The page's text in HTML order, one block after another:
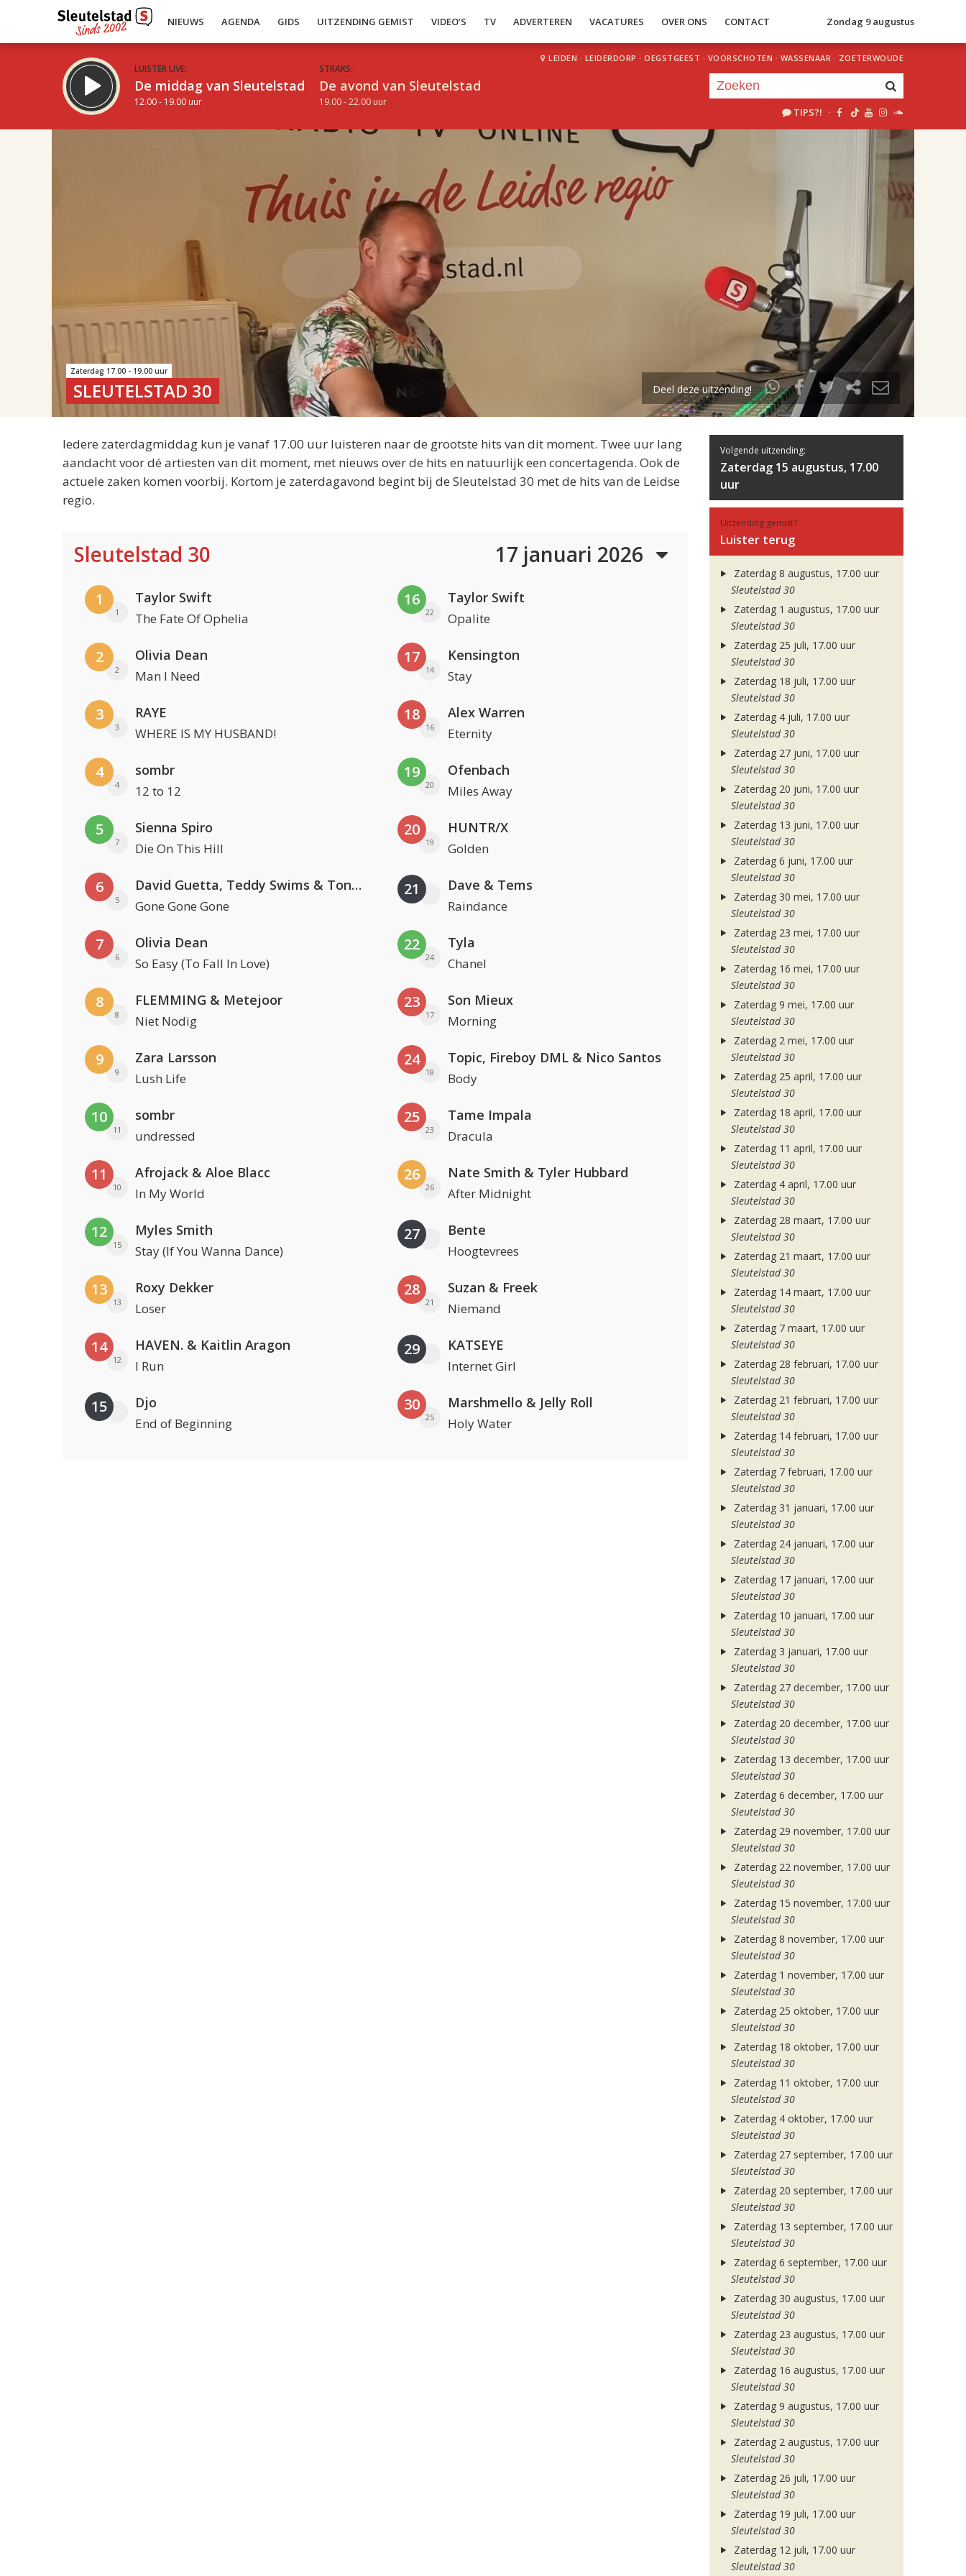
NIEUWS AGENDA GIDS UITZENDING GEMIST VIDEO’S TV ADVERTEREN VACATURES OVER ONS CONTACT Zondag 9 augustus
LUISTER LIVE:
De middag van Sleutelstad
12.00 - 19.00 uur
STRAKS:
De avond van Sleutelstad
19.00 - 22.00 uur
LEIDEN · LEIDERDORP · OEGSTGEEST · VOORSCHOTEN · WASSENAAR · ZOETERWOUDE
TIPS?! ·
uur 1 van 2
Volgend uur
Zaterdag 17.00 - 19.00 uur
SLEUTELSTAD 30 Deel deze uitzending!
Iedere zaterdagmiddag kun je vanaf 17.00 uur luisteren naar de grootste hits van dit moment. Twee uur lang
aandacht voor dé artiesten van dit moment, met nieuws over de hits en natuurlijk een concertagenda. Ook de
actuele zaken komen voorbij. Kortom je zaterdagavond begint bij de Sleutelstad 30 met de hits van de Leidse
regio.
Sleutelstad 30 17 januari 2026
1
1
Taylor Swift
The Fate Of Ophelia
2
2
Olivia Dean
Man I Need
3
3
RAYE
WHERE IS MY HUSBAND!
4
4
sombr
12 to 12
5
7
Sienna Spiro
Die On This Hill
6
5
David Guetta, Teddy Swims & Tones And I
Gone Gone Gone
7
6
Olivia Dean
So Easy (To Fall In Love)
8
8
FLEMMING & Metejoor
Niet Nodig
9
9
Zara Larsson
Lush Life
10
11
sombr
undressed
11
10
Afrojack & Aloe Blacc
In My World
12
15
Myles Smith
Stay (If You Wanna Dance)
13
13
Roxy Dekker
Loser
14
12
HAVEN. & Kaitlin Aragon
I Run
15 Djo
End of Beginning
16
22
Taylor Swift
Opalite
17
14
Kensington
Stay
18
16
Alex Warren
Eternity
19
20
Ofenbach
Miles Away
20
19
HUNTR/X
Golden
21 Dave & Tems
Raindance
22
24
Tyla
Chanel
23
17
Son Mieux
Morning
24
18
Topic, Fireboy DML & Nico Santos
Body
25
23
Tame Impala
Dracula
26
26
Nate Smith & Tyler Hubbard
After Midnight
27 Bente
Hoogtevrees
28
21
Suzan & Freek
Niemand
29 KATSEYE
Internet Girl
30
25
Marshmello & Jelly Roll
Holy Water
Volgende uitzending:
Zaterdag 15 augustus, 17.00
uur
Uitzending gemist?
Luister terug
Zaterdag 8 augustus, 17.00 uur
Sleutelstad 30
Zaterdag 1 augustus, 17.00 uur
Sleutelstad 30
Zaterdag 25 juli, 17.00 uur
Sleutelstad 30
Zaterdag 18 juli, 17.00 uur
Sleutelstad 30
Zaterdag 4 juli, 17.00 uur
Sleutelstad 30
Zaterdag 27 juni, 17.00 uur
Sleutelstad 30
Zaterdag 20 juni, 17.00 uur
Sleutelstad 30
Zaterdag 13 juni, 17.00 uur
Sleutelstad 30
Zaterdag 6 juni, 17.00 uur
Sleutelstad 30
Zaterdag 30 mei, 17.00 uur
Sleutelstad 30
Zaterdag 23 mei, 17.00 uur
Sleutelstad 30
Zaterdag 16 mei, 17.00 uur
Sleutelstad 30
Zaterdag 9 mei, 17.00 uur
Sleutelstad 30
Zaterdag 2 mei, 17.00 uur
Sleutelstad 30
Zaterdag 25 april, 17.00 uur
Sleutelstad 30
Zaterdag 18 april, 17.00 uur
Sleutelstad 30
Zaterdag 11 april, 17.00 uur
Sleutelstad 30
Zaterdag 4 april, 17.00 uur
Sleutelstad 30
Zaterdag 28 maart, 17.00 uur
Sleutelstad 30
Zaterdag 21 maart, 17.00 uur
Sleutelstad 30
Zaterdag 14 maart, 17.00 uur
Sleutelstad 30
Zaterdag 7 maart, 17.00 uur
Sleutelstad 30
Zaterdag 28 februari, 17.00 uur
Sleutelstad 30
Zaterdag 21 februari, 17.00 uur
Sleutelstad 30
Zaterdag 14 februari, 17.00 uur
Sleutelstad 30
Zaterdag 7 februari, 17.00 uur
Sleutelstad 30
Zaterdag 31 januari, 17.00 uur
Sleutelstad 30
Zaterdag 24 januari, 17.00 uur
Sleutelstad 30
Zaterdag 17 januari, 17.00 uur
Sleutelstad 30
Zaterdag 10 januari, 17.00 uur
Sleutelstad 30
Zaterdag 3 januari, 17.00 uur
Sleutelstad 30
Zaterdag 27 december, 17.00 uur
Sleutelstad 30
Zaterdag 20 december, 17.00 uur
Sleutelstad 30
Zaterdag 13 december, 17.00 uur
Sleutelstad 30
Zaterdag 6 december, 17.00 uur
Sleutelstad 30
Zaterdag 29 november, 17.00 uur
Sleutelstad 30
Zaterdag 22 november, 17.00 uur
Sleutelstad 30
Zaterdag 15 november, 17.00 uur
Sleutelstad 30
Zaterdag 8 november, 17.00 uur
Sleutelstad 30
Zaterdag 1 november, 17.00 uur
Sleutelstad 30
Zaterdag 25 oktober, 17.00 uur
Sleutelstad 30
Zaterdag 18 oktober, 17.00 uur
Sleutelstad 30
Zaterdag 11 oktober, 17.00 uur
Sleutelstad 30
Zaterdag 4 oktober, 17.00 uur
Sleutelstad 30
Zaterdag 27 september, 17.00 uur
Sleutelstad 30
Zaterdag 20 september, 17.00 uur
Sleutelstad 30
Zaterdag 13 september, 17.00 uur
Sleutelstad 30
Zaterdag 6 september, 17.00 uur
Sleutelstad 30
Zaterdag 30 augustus, 17.00 uur
Sleutelstad 30
Zaterdag 23 augustus, 17.00 uur
Sleutelstad 30
Zaterdag 16 augustus, 17.00 uur
Sleutelstad 30
Zaterdag 9 augustus, 17.00 uur
Sleutelstad 30
Zaterdag 2 augustus, 17.00 uur
Sleutelstad 30
Zaterdag 26 juli, 17.00 uur
Sleutelstad 30
Zaterdag 19 juli, 17.00 uur
Sleutelstad 30
Zaterdag 12 juli, 17.00 uur
Sleutelstad 30